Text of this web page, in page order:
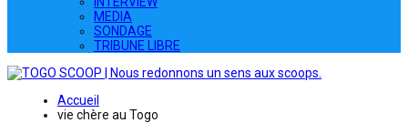
MEDIA
SONDAGE
TRIBUNE LIBRE
Accueil
vie chère au Togo